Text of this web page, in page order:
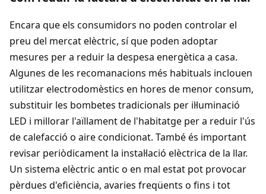
Encara que els consumidors no poden controlar el
preu del mercat elèctric, sí que poden adoptar
mesures per a reduir la despesa energètica a casa.
Algunes de les recomanacions més habituals inclouen
utilitzar electrodomèstics en hores de menor consum,
substituir les bombetes tradicionals per il·luminació
LED i millorar l'aïllament de l'habitatge per a reduir l'ús
de calefacció o aire condicionat. També és important
revisar periòdicament la instal·lació elèctrica de la llar.
Un sistema elèctric antic o en mal estat pot provocar
pèrdues d'eficiència, avaries freqüents o fins i tot